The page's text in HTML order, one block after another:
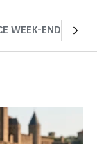
WEEK-END